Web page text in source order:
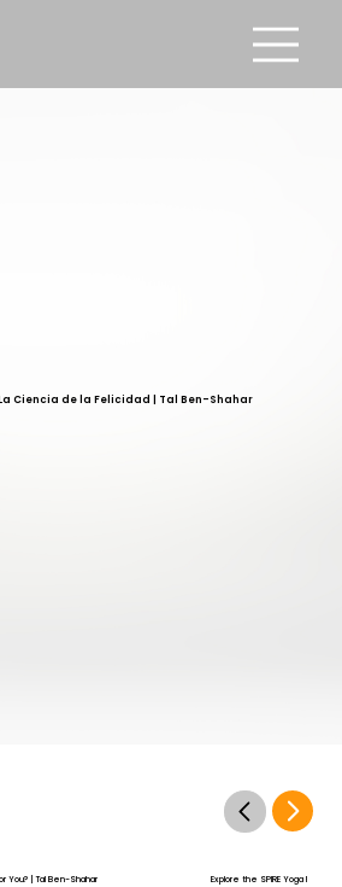
Ciencia de la Felicidad | Tal Ben-Shahar
You? | Tal Ben-Shahar Explore the SPIRE Yoga Program